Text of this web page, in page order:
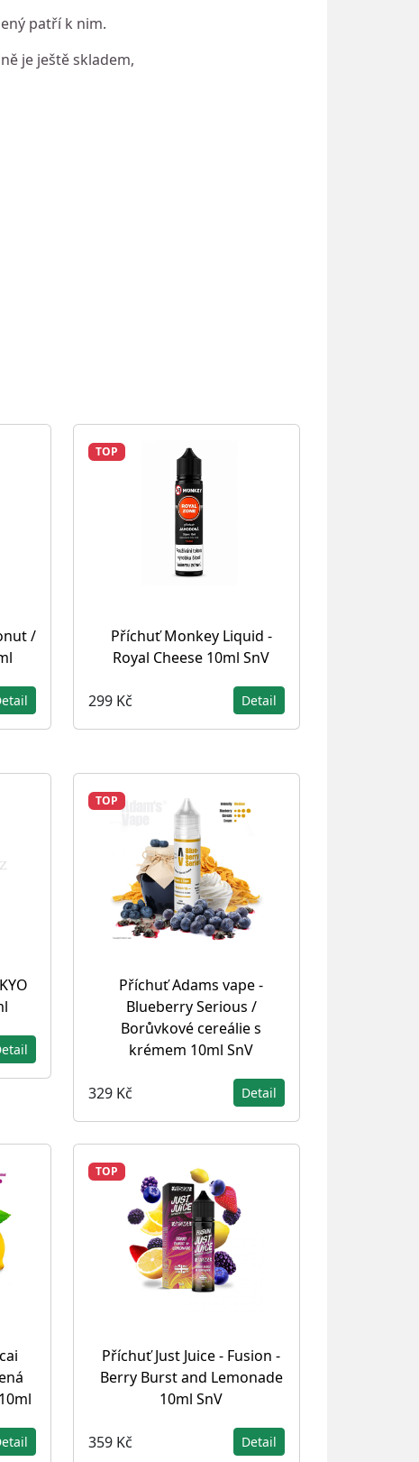
patří k nim.
je ještě skladem,
/
TOP
Příchuť Monkey Liquid -
Royal Cheese 10ml SnV
299 Kč Detail
TOP
Příchuť Adams vape -
Blueberry Serious /
Borůvkové cereálie s
krémem 10ml SnV
329 Kč Detail
TOP
Příchuť Just Juice - Fusion -
Berry Burst and Lemonade
10ml SnV
359 Kč Detail